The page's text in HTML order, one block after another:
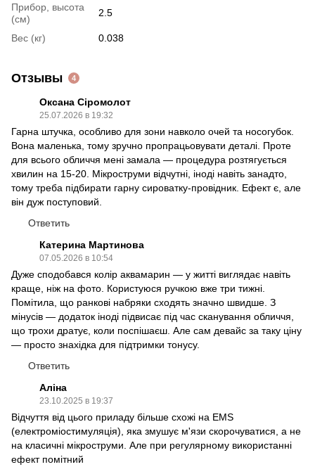
Прибор, высота
(см)
2.5
Вес (кг) 0.038
Отзывы 4
Оксана Сіромолот
25.07.2026 в 19:32
Гарна штучка, особливо для зони навколо очей та носогубок.
Вона маленька, тому зручно пропрацьовувати деталі. Проте
для всього обличчя мені замала — процедура розтягується
хвилин на 15-20. Мікроструми відчутні, іноді навіть занадто,
тому треба підбирати гарну сироватку-провідник. Ефект є, але
він дуж поступовий.
Ответить
Катерина Мартинова
07.05.2026 в 10:54
Дуже сподобався колір аквамарин — у житті виглядає навіть
краще, ніж на фото. Користуюся ручкою вже три тижні.
Помітила, що ранкові набряки сходять значно швидше. З
мінусів — додаток іноді підвисає під час сканування обличчя,
що трохи дратує, коли поспішаєш. Але сам девайс за таку ціну
— просто знахідка для підтримки тонусу.
Ответить
Аліна
23.10.2025 в 19:37
Відчуття від цього приладу більше схожі на EMS
(електроміостимуляція), яка змушує м'язи скорочуватися, а не
на класичні мікроструми. Але при регулярному використанні
ефект помітний